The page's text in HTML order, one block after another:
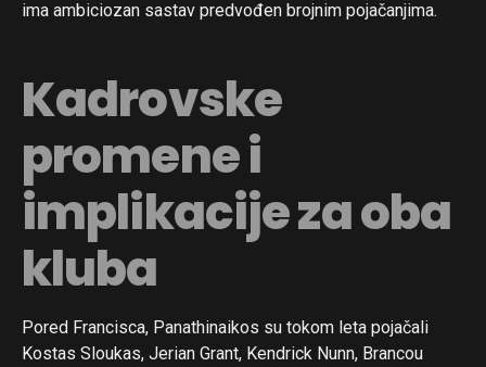
ima ambiciozan sastav predvođen brojnim pojačanjima.
Kadrovske
promene i
implikacije za oba
kluba
Pored Francisca, Panathinaikos su tokom leta pojačali
Kostas Sloukas, Jerian Grant, Kendrick Nunn, Brancou